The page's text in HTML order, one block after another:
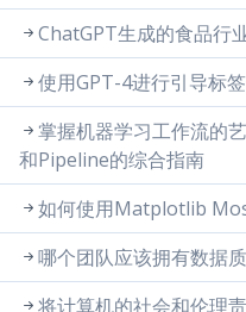
ChatGPT生成的食品行
使用GPT-4进行引导标
掌握机器学习工作流的
和Pipeline的综合指南
如何使用Matplotlib
哪个团队应该拥有数据
将计算机的社会和伦理